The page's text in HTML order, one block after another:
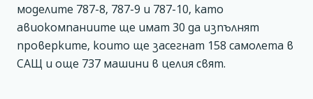
моделите 787-8, 787-9 и 787-10, като
авиокомпаниите ще имат 30 да изпълнят
проверките, които ще засегнат 158 самолета в
САЩ и още 737 машини в целия свят.